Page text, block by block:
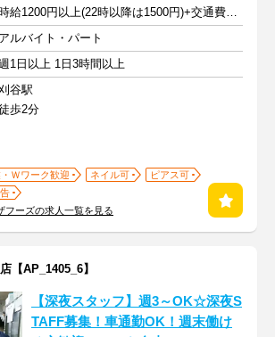
時給1200円以上(22時以降は1500円)+交通費規定内支給
アルバイト・パート
1日以上 1日3時間以上
谷駅
歩2分
Ｗワーク歓迎 ネイル可
ピアス可
フーズの求人一覧を見る
AP_1405_6】
【深夜スタッフ】週3～OK☆深夜S
TAFF募集！車通勤OK！週末働け